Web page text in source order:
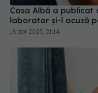
18 apr 2025, 21:14